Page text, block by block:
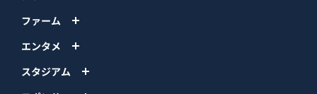
ファーム
エンタメ
スタジアム